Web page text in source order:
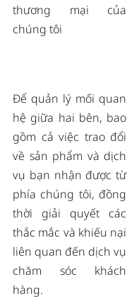
thương mại của
chúng tôi
Để quản lý mối quan
hệ giữa hai bên, bao
gồm cả việc trao đổi
về sản phẩm và dịch
vụ bạn nhận được từ
phía chúng tôi, đồng
thời giải quyết các
thắc mắc và khiếu nại
liên quan đến dịch vụ
chăm sóc khách
hàng.